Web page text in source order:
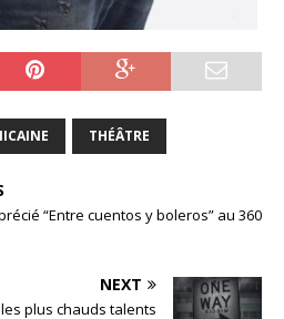
THÉÂTRE
“Entre cuentos y boleros” au 360
NEXT
plus chauds talents